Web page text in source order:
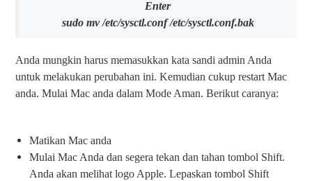
Enter
sudo mv /etc/sysctl.conf /etc/sysctl.conf.bak
Anda mungkin harus memasukkan kata sandi admin Anda
untuk melakukan perubahan ini. Kemudian cukup restart Mac
anda. Mulai Mac anda dalam Mode Aman. Berikut caranya:
Matikan Mac anda
Mulai Mac Anda dan segera tekan dan tahan tombol Shift.
Anda akan melihat logo Apple. Lepaskan tombol Shift